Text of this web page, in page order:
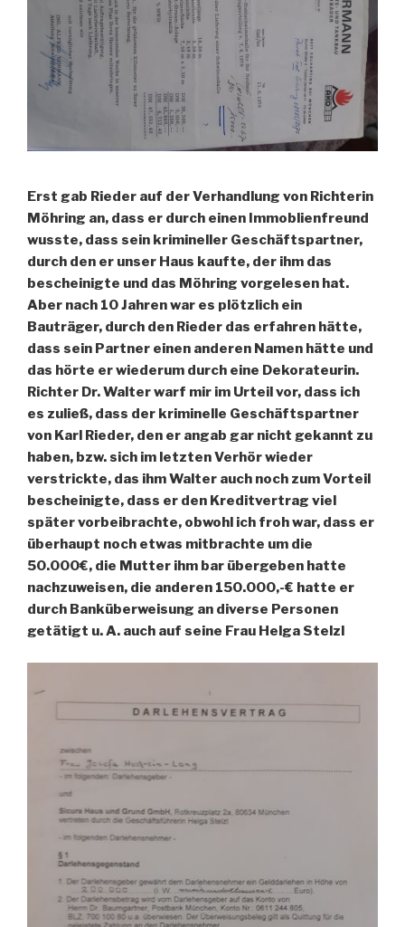
Erst gab Rieder auf der Verhandlung von Richterin
Möhring an, dass er durch einen Immoblienfreund
wusste, dass sein krimineller Geschäftspartner,
durch den er unser Haus kaufte, der ihm das
bescheinigte und das Möhring vorgelesen hat.
Aber nach 10 Jahren war es plötzlich ein
Bauträger, durch den Rieder das erfahren hätte,
dass sein Partner einen anderen Namen hätte und
das hörte er wiederum durch eine Dekorateurin.
Richter Dr. Walter warf mir im Urteil vor, dass ich
es zuließ, dass der kriminelle Geschäftspartner
von Karl Rieder, den er angab gar nicht gekannt zu
haben, bzw. sich im letzten Verhör wieder
verstrickte, das ihm Walter auch noch zum Vorteil
bescheinigte, dass er den Kreditvertrag viel
später vorbeibrachte, obwohl ich froh war, dass er
überhaupt noch etwas mitbrachte um die
50.000€, die Mutter ihm bar übergeben hatte
nachzuweisen, die anderen 150.000,-€ hatte er
durch Banküberweisung an diverse Personen
getätigt u. A. auch auf seine Frau Helga Stelzl